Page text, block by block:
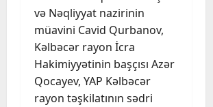
və Nəqliyyat nazirinin
müavini Cavid Qurbanov,
Kəlbəcər rayon İcra
Hakimiyyətinin başçısı Azər
Qocayev, YAP Kəlbəcər
rayon təşkilatının sədri